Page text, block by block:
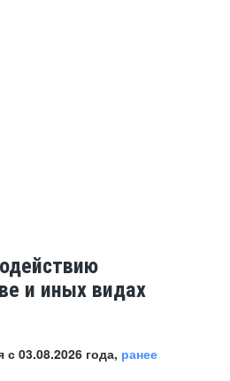
и иных видах
03.08.2026 года, ранее